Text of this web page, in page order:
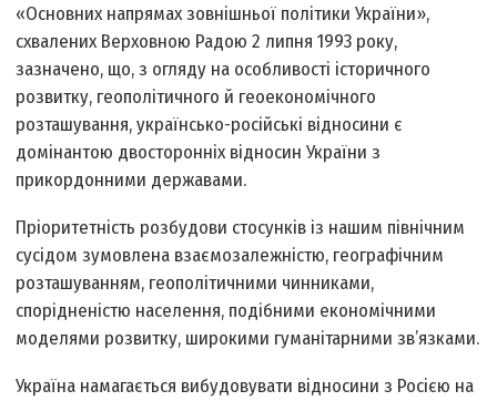
«Основних напрямах зовнішньої політики України»,
схвалених Верховною Радою 2 липня 1993 року,
зазначено, що, з огляду на особливості історичного
розвитку, геополітичного й геоекономічного
розташування, українсько-російські відносини є
домінантою двосторонніх відносин України з
прикордонними державами.
Пріоритетність розбудови стосунків із нашим північним
сусідом зумовлена взаємозалежністю, географічним
розташуванням, геополітичними чинниками,
спорідненістю населення, подібними економічними
моделями розвитку, широкими гуманітарними зв’язками.
Україна намагається вибудовувати відносини з Росією на